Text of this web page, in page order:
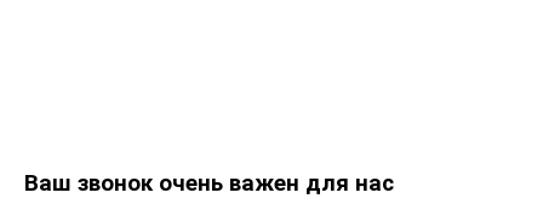
Ваш звонок очень важен для нас